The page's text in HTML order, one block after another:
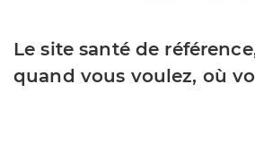
Le site santé de
quand vous voulez, où